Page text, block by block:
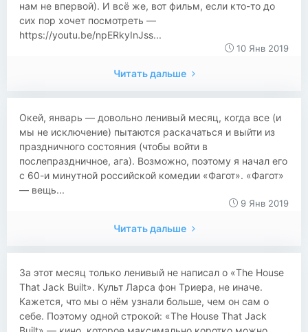
нам не впервой). И всё же, вот фильм, если кто-то до
сих пор хочет посмотреть —
https://youtu.be/npERkyInJss...
10 Янв 2019
Читать дальше
​​Окей, январь — довольно ленивый месяц, когда все (и
мы не исключение) пытаются раскачаться и выйти из
праздничного состояния (чтобы войти в
послепраздничное, ага). Возможно, поэтому я начал его
с 60-и минутной российской комедии «Фагот». «Фагот»
— вещь...
9 Янв 2019
Читать дальше
​​За этот месяц только ленивый не написал о «The House
That Jack Built». Культ Ларса фон Триера, не иначе.
Кажется, что мы о нём узнали больше, чем он сам о
себе. Поэтому одной строкой: «The House That Jack